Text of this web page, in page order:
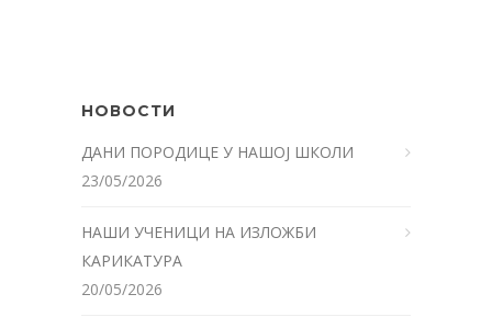
НОВОСТИ
ДАНИ ПОРОДИЦЕ У НАШОЈ ШКОЛИ
23/05/2026
НАШИ УЧЕНИЦИ НА ИЗЛОЖБИ
КАРИКАТУРА
20/05/2026